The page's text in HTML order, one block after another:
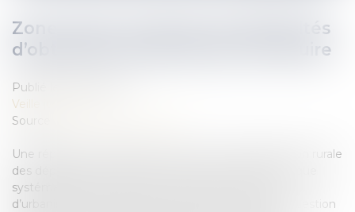
Zone rurale : réponse aux difficultés
d’obtention de permis de construire
Publié le :
Veille juridique
Source :
Une réponse ministérielle revient sur la désertification rurale
des départements ruraux en partie dû au refus presque
systématique de l’Etat d’accorder des certificats
d’urbanisme et des permis de construire. Par une question